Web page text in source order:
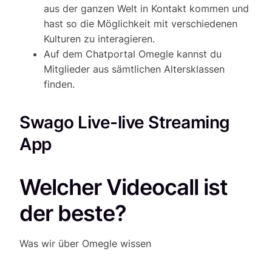
aus der ganzen Welt in Kontakt kommen und
hast so die Möglichkeit mit verschiedenen
Kulturen zu interagieren.
Auf dem Chatportal Omegle kannst du
Mitglieder aus sämtlichen Altersklassen
finden.
Swago Live-live Streaming
App
Welcher Videocall ist
der beste?
Was wir über Omegle wissen